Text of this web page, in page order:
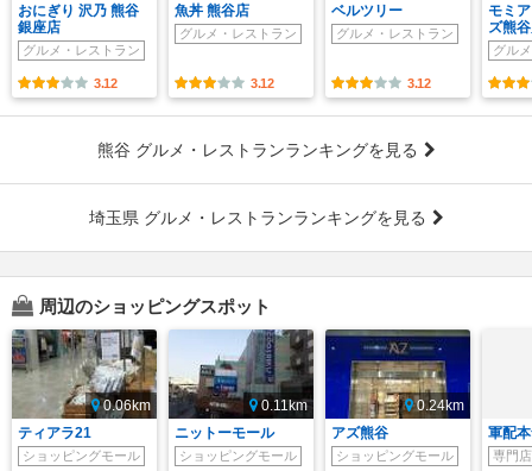
おにぎり 沢乃 熊谷
銀座店
グルメ・レストラン
3.12
魚丼 熊谷店
グルメ・レストラン
3.12
ベルツリー
グルメ・レストラン
3.12
モミ
ズ熊
グル
熊谷 グルメ・レストランランキングを見る
埼玉県 グルメ・レストランランキングを見る
周辺のショッピングスポット
0.06km
ティアラ21
ショッピングモール
0.11km
ニットーモール
ショッピングモール
0.24km
アズ熊谷
ショッピングモール
軍配
専門店